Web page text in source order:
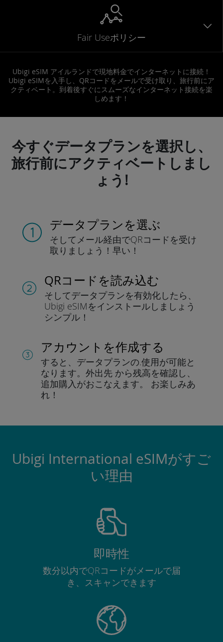
Fair Useポリシー
Ubigi eSIM アイルランドで現地料金でインターネットに接続！
Ubigi eSIMを入手し、QRコードをメールで受け取り、旅行前にア
クティベート。到着後すぐにスムーズなインターネット接続を楽
しめます！
今すぐデータプランを選択し、
旅行前にアクティベートしまし
ょう!
データプランを選ぶ
そしてメール経由でQRコードを受け
取りましょう！早い！
QRコードを読み込む
そしてデータプランを有効化したら、
Ubigi eSIMをインストールしま しょう
シンプル！
アカウントを作成する
すると、データプランの.使用が可能と
なります。 外出先 から残高を確認し、
追加購入がおこなえます。
お楽しみあ
れ！
Ubigi International eSIMがすご
い理由
即時性
数分以内でQRコードがメールで届
き、スキャンできます